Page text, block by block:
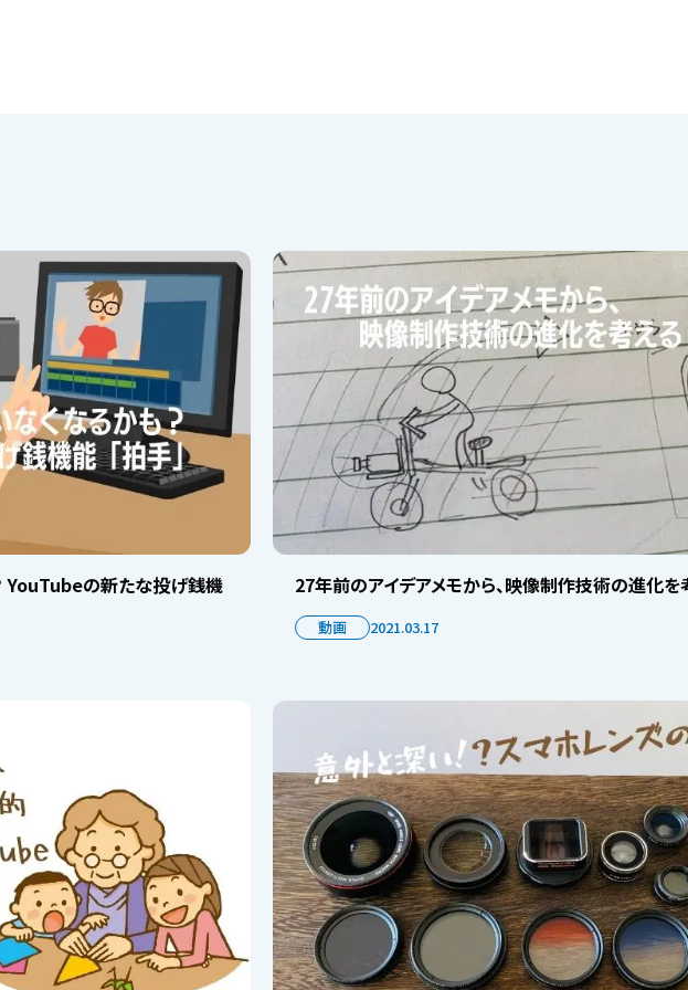
YouTubeの新たな投げ銭機
27年前のアイデアメモから、映像制作技術の進化を
動画 2021.03.17